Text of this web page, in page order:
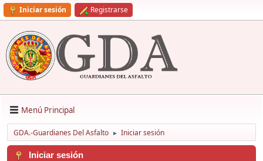
Iniciar sesión Registrarse
Menú Principal
GDA.-Guardianes Del Asfalto ► Iniciar sesión
Iniciar sesión